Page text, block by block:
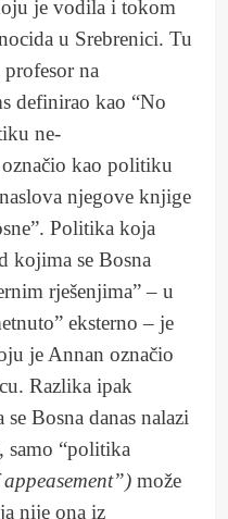
je vodila i tokom
u Srebrenici. Tu
na
definirao kao “No
ne-
kao politiku
njegove knjige
Politika koja
kojima se Bosna
rješenjima” – u
eksterno – je
je Annan označio
Razlika ipak
Bosna danas nalazi
samo “politika
može
nije ona iz